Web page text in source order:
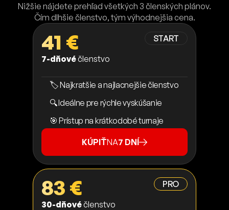
Nižšie nájdete prehľad všetkých 3 členských plánov.
Čím dlhšie členstvo, tým výhodnejšia cena.
START
41 €
7-dňovéčlenstvo
🏷️ Najkratšie a najlacnejšie členstvo
🔍 Ideálne pre rýchle vyskúšanie
🎯 Prístup na krátkodobé turnaje
KÚPIŤNA7 DNÍ
PRO
83 €
30-dňovéčlenstvo